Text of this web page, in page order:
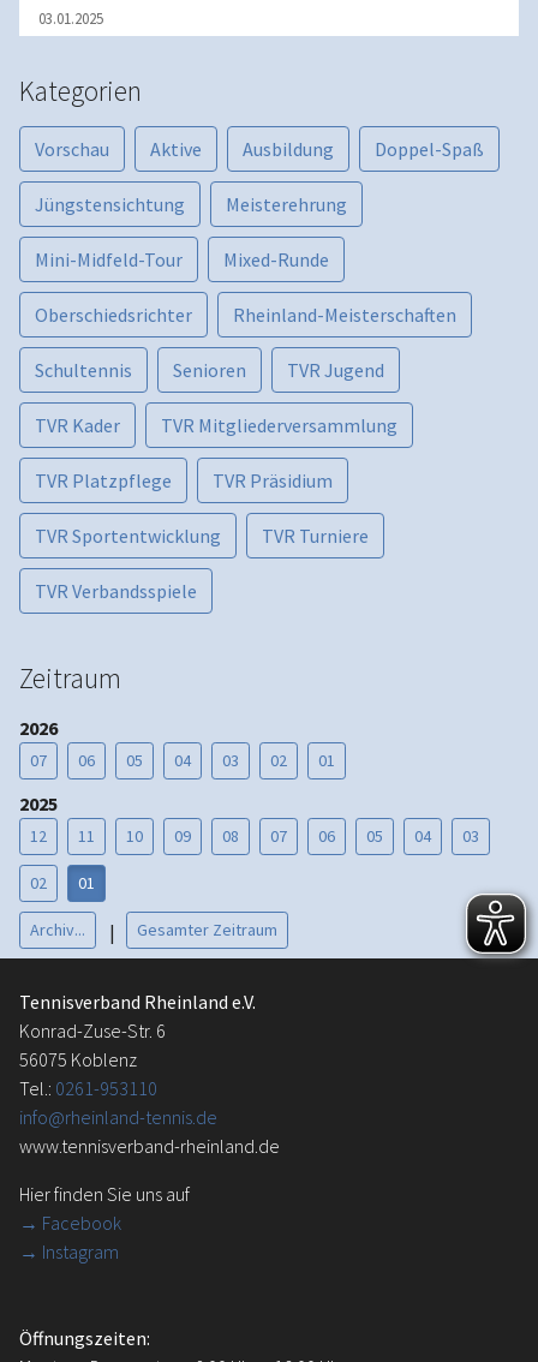
03.01.2025
Kategorien
Vorschau Aktive Ausbildung Doppel-Spaß
Jüngstensichtung Meisterehrung
Mini-Midfeld-Tour Mixed-Runde
Oberschiedsrichter Rheinland-Meisterschaften
Schultennis Senioren TVR Jugend
TVR Kader TVR Mitgliederversammlung
TVR Platzpflege TVR Präsidium
TVR Sportentwicklung TVR Turniere
TVR Verbandsspiele
Zeitraum
2026
07 06 05 04 03 02 01
2025
12 11 10 09 08 07 06 05 04 03
02 01
Archiv... | Gesamter Zeitraum
Tennisverband Rheinland e.V.
Konrad-Zuse-Str. 6
56075 Koblenz
Tel.: 0261-953110
info@rheinland-tennis.de
www.tennisverband-rheinland.de
Hier finden Sie uns auf
→ Facebook
→ Instagram
Öffnungszeiten: